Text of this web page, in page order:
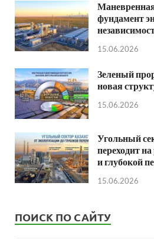
фундамент
15.06.2026
Зеленый
новая
15.06.2026
Угольный
переходит
и глубокой
15.06.2026
ПОИСК ПО САЙТУ